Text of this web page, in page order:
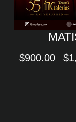
$900.00